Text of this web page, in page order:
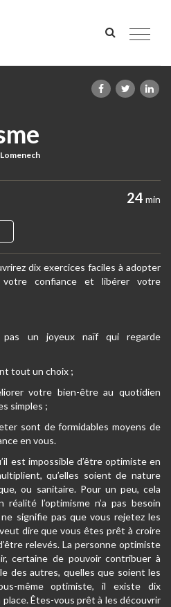
Toggle
24 min
dix exercices faciles à adopter
confiance et libérer votre
pas un joyeux naïf qui regarde
tout un choix ;
votre bien-être au quotidien
simples ;
sont de formidables moyens de
en vous.
est impossible d’être optimiste en
qu’elles soient de nature
ou sanitaire. Pour un peu, cela
l’optimisme n’a pas besoin
signifie pas que vous rejetez les
dire que vous êtes prêt à croire
relevés. La personne optimiste
certaine de pouvoir contribuer à
des autres, quelles que soient les
même optimiste, il existe dix
Êtes-vous prêt à les découvrir